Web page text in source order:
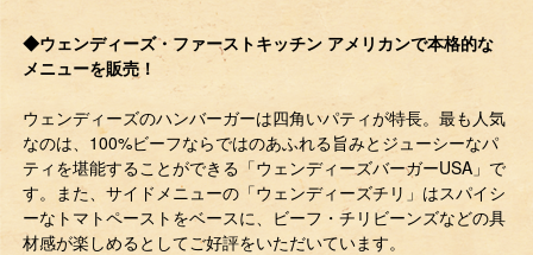
◆ウェンディーズ・ファーストキッチン アメリカンで本格的な
メニューを販売！
ウェンディーズのハンバーガーは四角いパティが特長。最も人気
なのは、100%ビーフならではのあふれる旨みとジューシーなパ
ティを堪能することができる「ウェンディーズバーガーUSA」で
す。また、サイドメニューの「ウェンディーズチリ」はスパイシ
ーなトマトペーストをベースに、ビーフ・チリビーンズなどの具
材感が楽しめるとしてご好評をいただいています。